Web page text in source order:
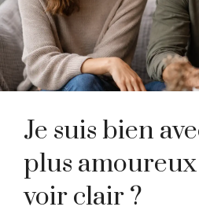
Je suis bien
plus
voir clair ?